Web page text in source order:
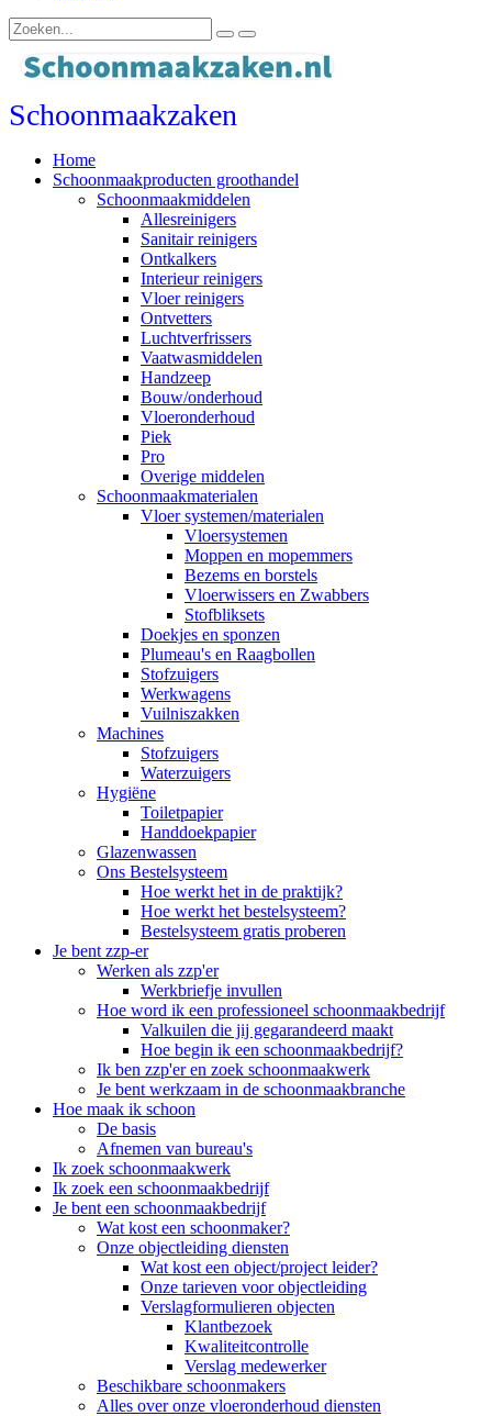
Schoonmaakzaken
Home
Schoonmaakproducten groothandel
Schoonmaakmiddelen
Allesreinigers
Sanitair reinigers
Ontkalkers
Interieur reinigers
Vloer reinigers
Ontvetters
Luchtverfrissers
Vaatwasmiddelen
Handzeep
Bouw/onderhoud
Vloeronderhoud
Piek
Pro
Overige middelen
Schoonmaakmaterialen
Vloer systemen/materialen
Vloersystemen
Moppen en mopemmers
Bezems en borstels
Vloerwissers en Zwabbers
Stofbliksets
Doekjes en sponzen
Plumeau's en Raagbollen
Stofzuigers
Werkwagens
Vuilniszakken
Machines
Stofzuigers
Waterzuigers
Hygiëne
Toiletpapier
Handdoekpapier
Glazenwassen
Ons Bestelsysteem
Hoe werkt het in de praktijk?
Hoe werkt het bestelsysteem?
Bestelsysteem gratis proberen
Je bent zzp-er
Werken als zzp'er
Werkbriefje invullen
Hoe word ik een professioneel schoonmaakbedrijf
Valkuilen die jij gegarandeerd maakt
Hoe begin ik een schoonmaakbedrijf?
Ik ben zzp'er en zoek schoonmaakwerk
Je bent werkzaam in de schoonmaakbranche
Hoe maak ik schoon
De basis
Afnemen van bureau's
Ik zoek schoonmaakwerk
Ik zoek een schoonmaakbedrijf
Je bent een schoonmaakbedrijf
Wat kost een schoonmaker?
Onze objectleiding diensten
Wat kost een object/project leider?
Onze tarieven voor objectleiding
Verslagformulieren objecten
Klantbezoek
Kwaliteitcontrolle
Verslag medewerker
Beschikbare schoonmakers
Alles over onze vloeronderhoud diensten